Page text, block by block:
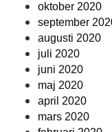
oktober 2020
september
augusti 2020
juli 2020
juni 2020
maj 2020
april 2020
mars 2020